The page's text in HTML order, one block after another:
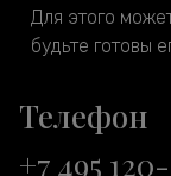
Для этого
будьте готовы
Телефон
+7 495